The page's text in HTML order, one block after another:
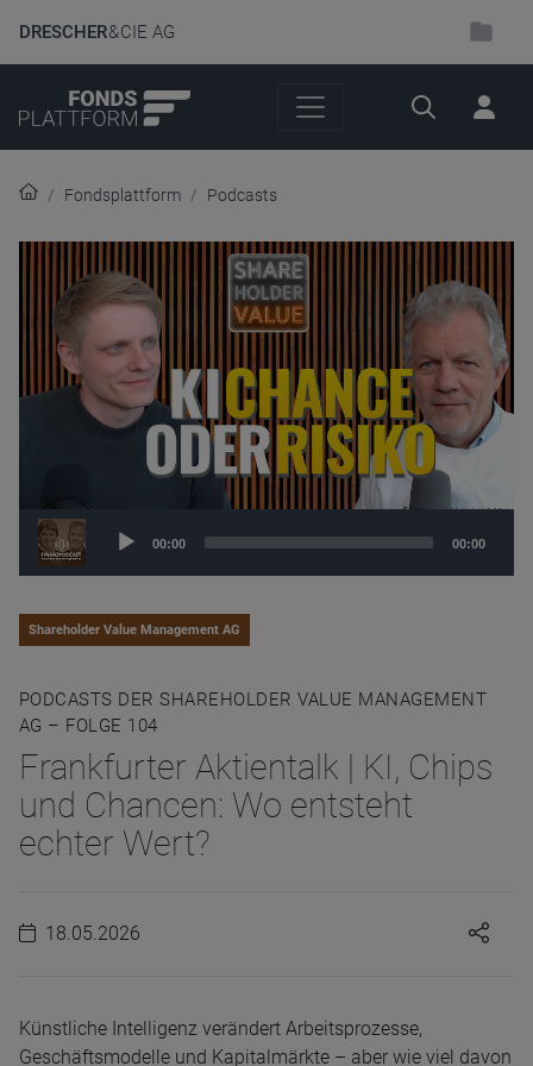
DRESCHER& CIE AG
Suche
Fondsplattform Podcasts
Audio
00:00 00:00
Shareholder Value Management AG
PODCASTS DER SHAREHOLDER VALUE MANAGEMENT
AG – FOLGE 104
Frankfurter Aktientalk | KI, Chips
und Chancen: Wo entsteht
echter Wert?
18.05.2026
Künstliche Intelligenz verändert Arbeitsprozesse,
Geschäftsmodelle und Kapitalmärkte – aber wie viel davon